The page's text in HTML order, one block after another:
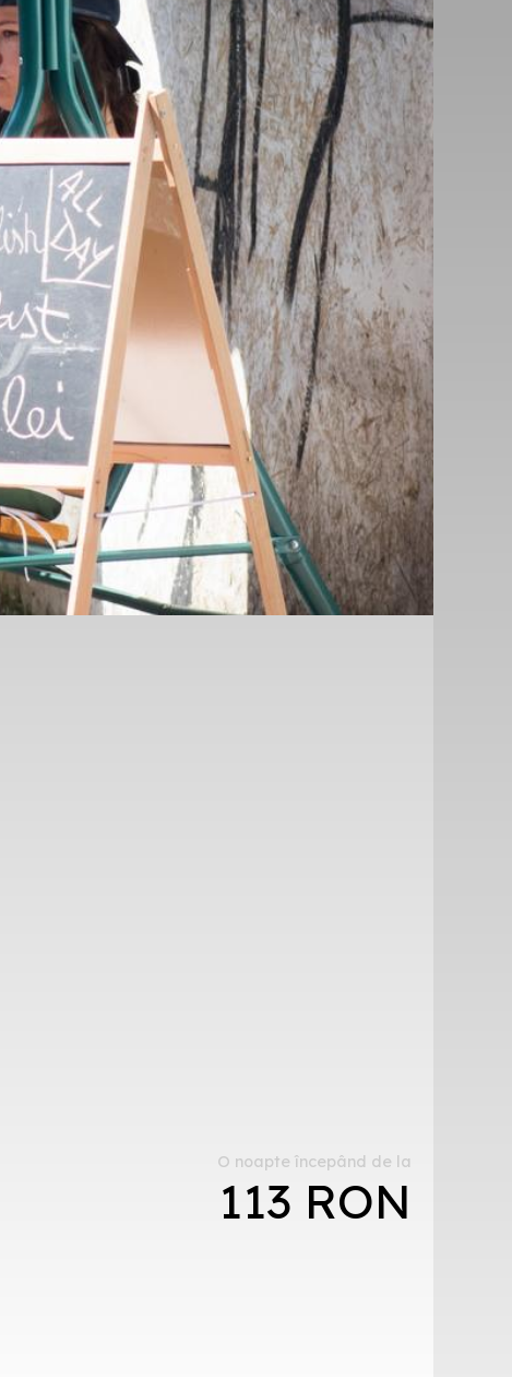
O noapte începând de la
113 RON